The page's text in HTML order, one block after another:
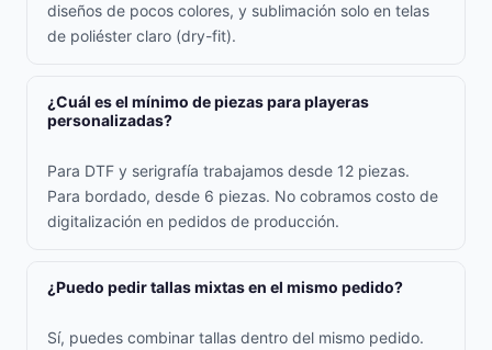
diseños de pocos colores, y sublimación solo en telas
de poliéster claro (dry-fit).
¿Cuál es el mínimo de piezas para playeras
personalizadas?
Para DTF y serigrafía trabajamos desde 12 piezas.
Para bordado, desde 6 piezas. No cobramos costo de
digitalización en pedidos de producción.
¿Puedo pedir tallas mixtas en el mismo pedido?
Sí, puedes combinar tallas dentro del mismo pedido.